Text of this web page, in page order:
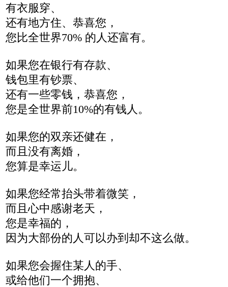
有衣服穿、
还有地方住、恭喜您，
您比全世界70% 的人还富有。
如果您在银行有存款、
钱包里有钞票、
还有一些零钱，恭喜您，
您是全世界前10%的有钱人。
如果您的双亲还健在，
而且没有离婚，
您算是幸运儿。
如果您经常抬头带着微笑，
而且心中感谢老天，
您是幸福的，
因为大部份的人可以办到却不这么做。
如果您会握住某人的手、
或给他们一个拥抱、